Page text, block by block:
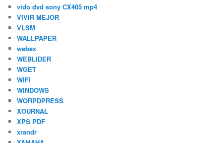
vido dvd sony CX405 mp4
VIVIR MEJOR
VLSM
WALLPAPER
webex
WEBLIDER
WGET
WIFI
WINDOWS
WORPDPRESS
XOURNAL
XPS PDF
xrandr